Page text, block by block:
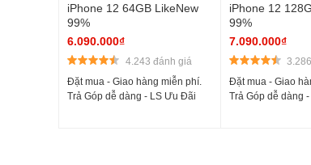
iPhone 12 64GB LikeNew
99%
6.090.000₫
4.243 đánh giá
Đặt mua - Giao hàng miễn phí.
Trả Góp dễ dàng - LS Ưu Đãi
iPhone 12
99%
7.090.000₫
Đặt mua - Giao
Trả Góp dễ dàng